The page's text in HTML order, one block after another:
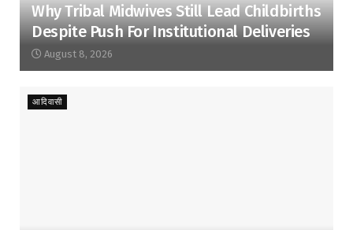
Why Tribal Midwives Still Lead Childbirths
Despite Push For Institutional Deliveries
August 8, 2026
आदिवासी